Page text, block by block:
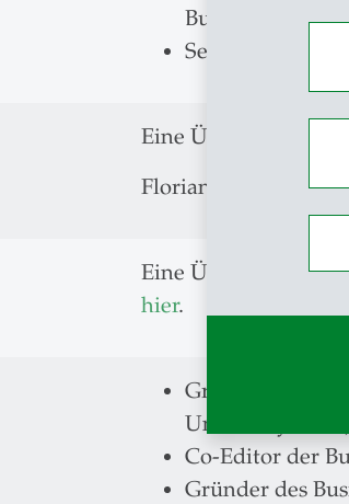
Business,
Seit 2011
Eine Übersicht der
Florian Wettstein ist
Eine Übersicht zu
hier.
Gründer und
University Press);
Co-Editor der
Gründer des